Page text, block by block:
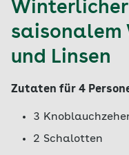
saisonalem
und Linsen
Zutaten für 4
3
2 Schalotten